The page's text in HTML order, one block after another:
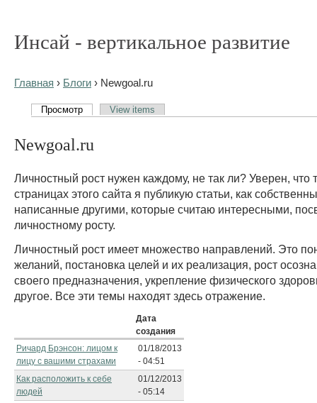
Инсай - вертикальное развитие
Главная › Блоги › Newgoal.ru
Просмотр View items
Newgoal.ru
Личностный рост нужен каждому, не так ли? Уверен, что
страницах этого сайта я публикую статьи, как
написанные другими, которые считаю интересными,
личностному росту.
Личностный рост имеет множество направлений. Это
желаний, постановка целей и их реализация, рост
своего предназначения, укрепление физического
другое. Все эти темы находят здесь отражение.
Дата
создания
Ричард Брэнсон: лицом к
лицу с вашими страхами
01/18/2013
- 04:51
Как расположить к себе
людей
01/12/2013
- 05:14